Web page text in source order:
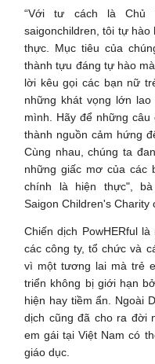
“Với tư cách là Chủ
saigonchildren, tôi tự
thực. Mục tiêu của
thành tựu đáng tự hào
lời kêu gọi các bạn nữ
những khát vọng lớn
mình. Hãy để những
thành nguồn cảm hứng
Cùng nhau, chúng ta
những giấc mơ của các
chính là hiện thực", bà
Saigon Children's Charity
Chiến dịch PowHERful
các công ty, tổ chức và
vì một tương lai mà trẻ
triển không bị giới hạn
hiện hay tiềm ẩn. Ngoài
dịch cũng đã cho ra đời
em gái tại Việt Nam có
giáo dục.